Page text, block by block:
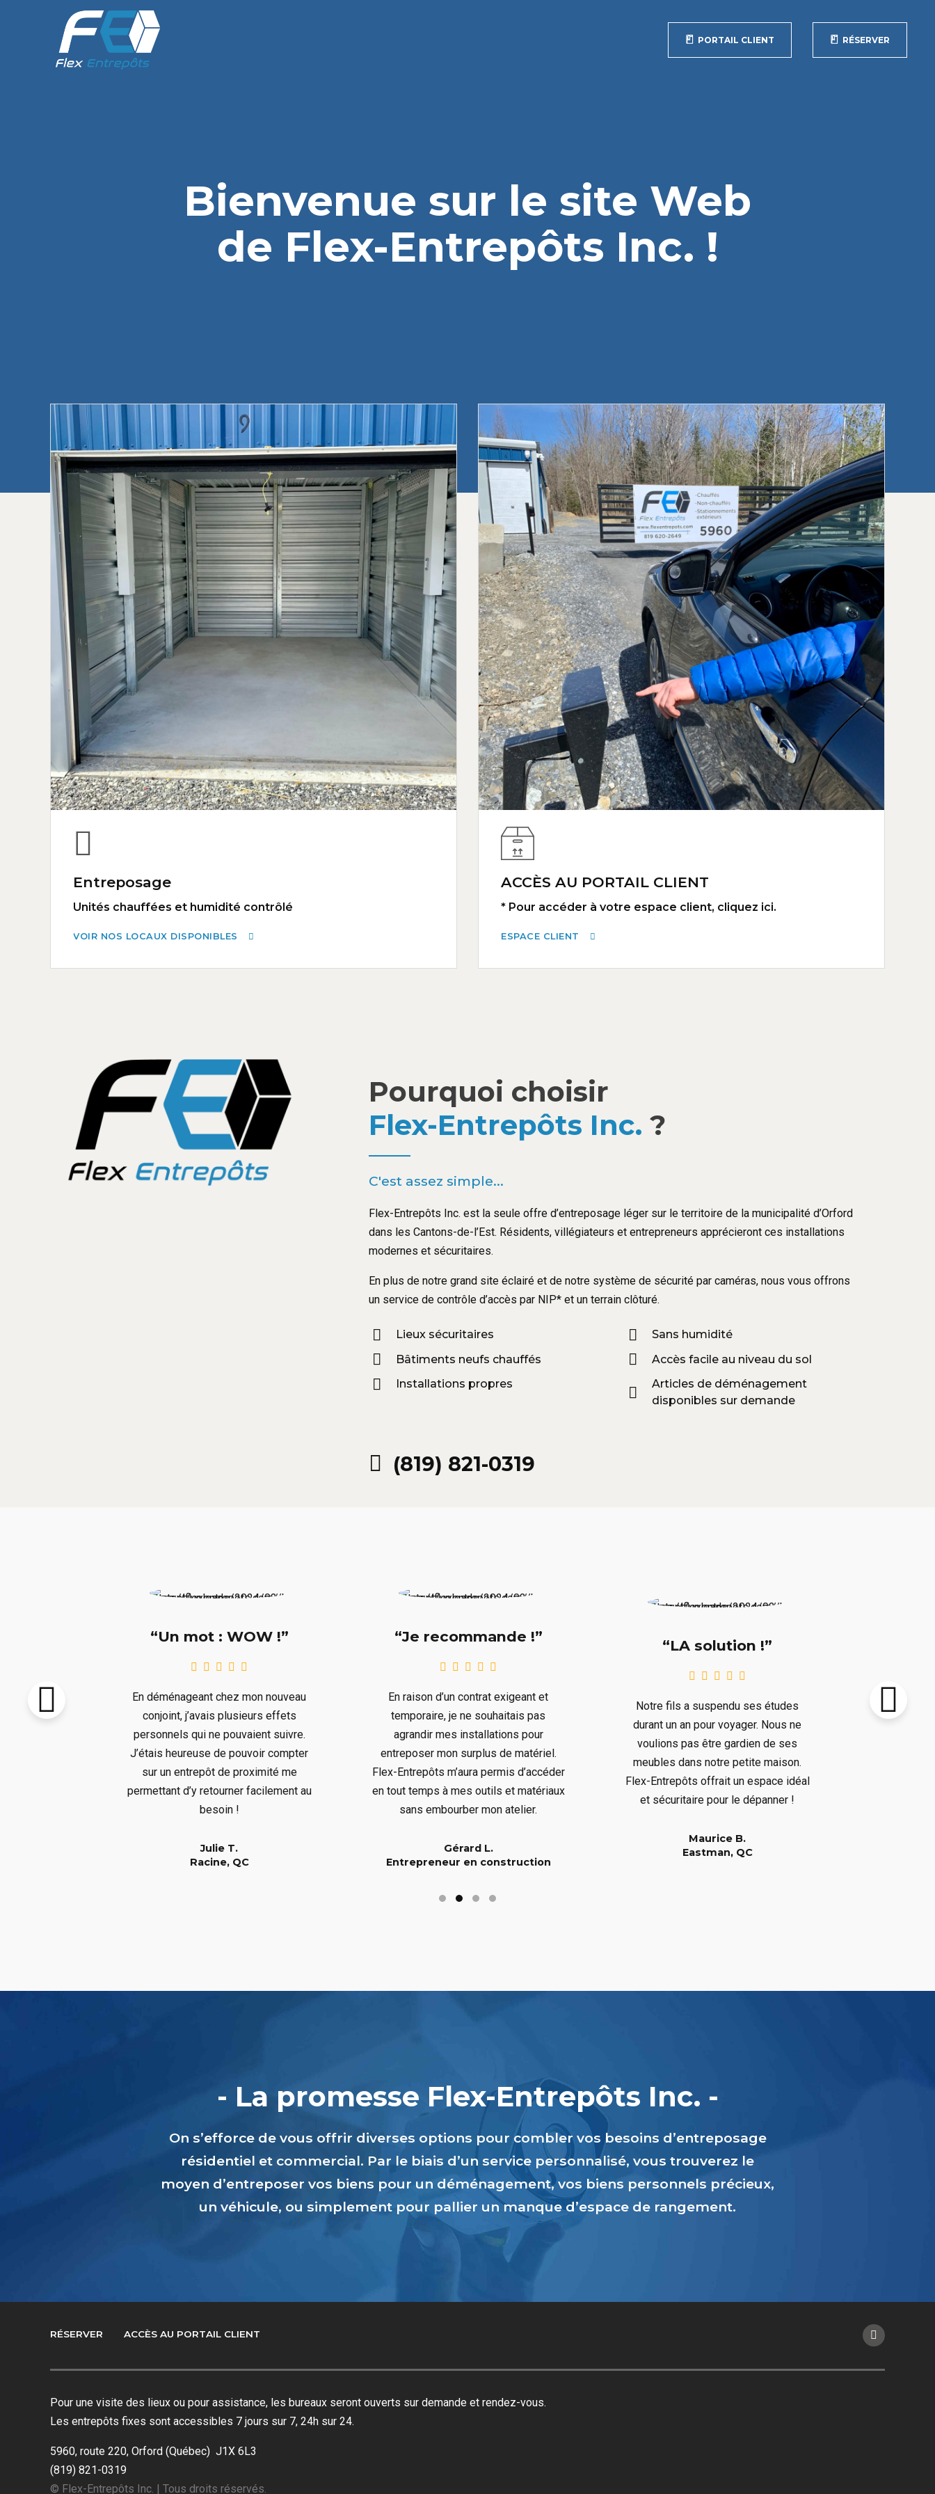
PORTAIL CLIENT RÉSERVER
Bienvenue sur le site Web
de Flex-Entrepôts Inc. !
Entreposage
Unités chauffées et humidité contrôlé
VOIR NOS LOCAUX DISPONIBLES
ACCÈS AU PORTAIL CLIENT
* Pour accéder à votre espace client, cliquez ici.
ESPACE CLIENT
Pourquoi choisir
Flex-Entrepôts Inc. ?
C'est assez simple...
Flex-Entrepôts Inc. est la seule offre d’entreposage léger sur le territoire de la municipalité d’Orford
dans les Cantons-de-l’Est. Résidents, villégiateurs et entrepreneurs apprécieront ces installations
modernes et sécuritaires.
En plus de notre grand site éclairé et de notre système de sécurité par caméras, nous vous offrons
un service de contrôle d’accès par NIP* et un terrain clôturé.
Lieux sécuritaires
Bâtiments neufs chauffés
Installations propres
Sans humidité
Accès facile au niveau du sol
Articles de déménagement
disponibles sur demande
(819) 821-0319
livré avant
“Un mot : WOW !”
En déménageant chez mon nouveau
conjoint, j’avais plusieurs effets
personnels qui ne pouvaient suivre.
J’étais heureuse de pouvoir compter
sur un entrepôt de proximité me
permettant d’y retourner facilement au
besoin !
Julie T.
Racine, QC
“Je recommande !”
En raison d’un contrat exigeant et
temporaire, je ne souhaitais pas
agrandir mes installations pour
entreposer mon surplus de matériel.
Flex-Entrepôts m’aura permis d’accéder
en tout temps à mes outils et matériaux
sans embourber mon atelier.
Gérard L.
Entrepreneur en construction
“LA solution !”
Notre fils a suspendu ses études
durant un an pour voyager. Nous ne
voulions pas être gardien de ses
meubles dans notre petite maison.
Flex-Entrepôts offrait un espace idéal
et sécuritaire pour le dépanner !
Maurice B.
Eastman, QC
le prochain
- La promesse Flex-Entrepôts Inc. -
On s’efforce de vous offrir diverses options pour combler vos besoins d’entreposage
résidentiel et commercial. Par le biais d’un service personnalisé, vous trouverez le
moyen d’entreposer vos biens pour un déménagement, vos biens personnels précieux,
un véhicule, ou simplement pour pallier un manque d’espace de rangement.
RÉSERVER ACCÈS AU PORTAIL CLIENT
Pour une visite des lieux ou pour assistance, les bureaux seront ouverts sur demande et rendez-vous.
Les entrepôts fixes sont accessibles 7 jours sur 7, 24h sur 24.
5960, route 220, Orford (Québec) J1X 6L3
(819) 821-0319
© Flex-Entrepôts Inc. | Tous droits réservés.